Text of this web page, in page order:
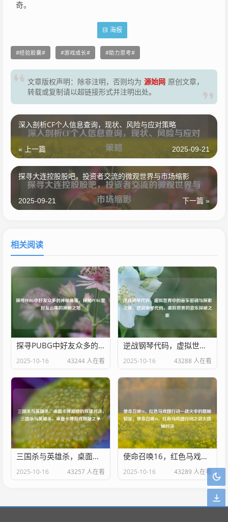
奇。
海报
经验胶囊 游戏成长 助力思考
文章版权声明：除非注明，否则均为 源始网 原创文章，
转载或复制请以超链接形式并注明出处。
深入剖析CF个人信息查询，现状、风险与应对策略
« 上一篇 2025-09-21
探寻大连控股股吧，投资者交流的微观世界与市场缩影
下一篇 »
2025-09-21
相关阅读
探寻PUBG中好友众多的神秘角落，探秘PUBG里好友云集的神秘之地
2025-10-16 43244 人在看
逆战钢琴代码，虚拟世界中的音乐密钥与探索之旅，逆战钢琴代码，虚拟世界的音乐探秘之旅
2025-10-16 43288 人在看
三国杀与英雄杀，桌面卡牌游戏的双雄对决，三国杀与英雄杀，桌面卡牌游戏双雄之争
2025-10-16 43257 人在看
使命召唤16，红色马戏团行动—战火中的隐秘较量，使命召唤16，红色马戏团行动之战火隐秘对决
2025-10-16 43289 人在看